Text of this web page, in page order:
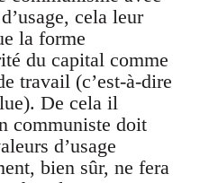
cela leur
la forme
du capital comme
travail (c’est-à-dire
De cela il
communiste doit
d’usage
bien sûr, ne fera